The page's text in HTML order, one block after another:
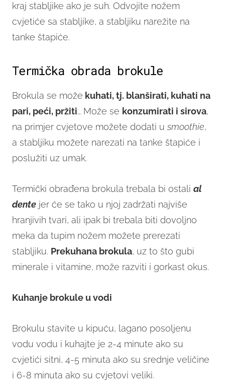
kraj stabljike ako je suh. Odvojite nožem
cvjetiće sa stabljike, a stabljiku narežite na
tanke štapiće.
Termička obrada brokule
Brokula se može kuhati, tj. blanširati, kuhati na
pari, peći, pržiti… Može se konzumirati i sirova,
na primjer cvjetove možete dodati u smoothie,
a stabljiku možete narezati na tanke štapiće i
poslužiti uz umak.
Termički obrađena brokula trebala bi ostali al
dente jer će se tako u njoj zadržati najviše
hranjivih tvari, ali ipak bi trebala biti dovoljno
meka da tupim nožem možete prerezati
stabljiku. Prekuhana brokula, uz to što gubi
minerale i vitamine, može razviti i gorkast okus.
Kuhanje brokule u vodi
Brokulu stavite u kipuću, lagano posoljenu
vodu vodu i kuhajte je 2-4 minute ako su
cvjetići sitni, 4-5 minuta ako su srednje veličine
i 6-8 minuta ako su cvjetovi veliki.